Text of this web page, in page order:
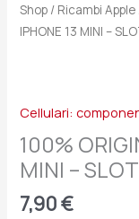
Shop / Ricambi Apple
IPHONE 13 MINI –
Cellulari:
100%
MINI –
7,90€